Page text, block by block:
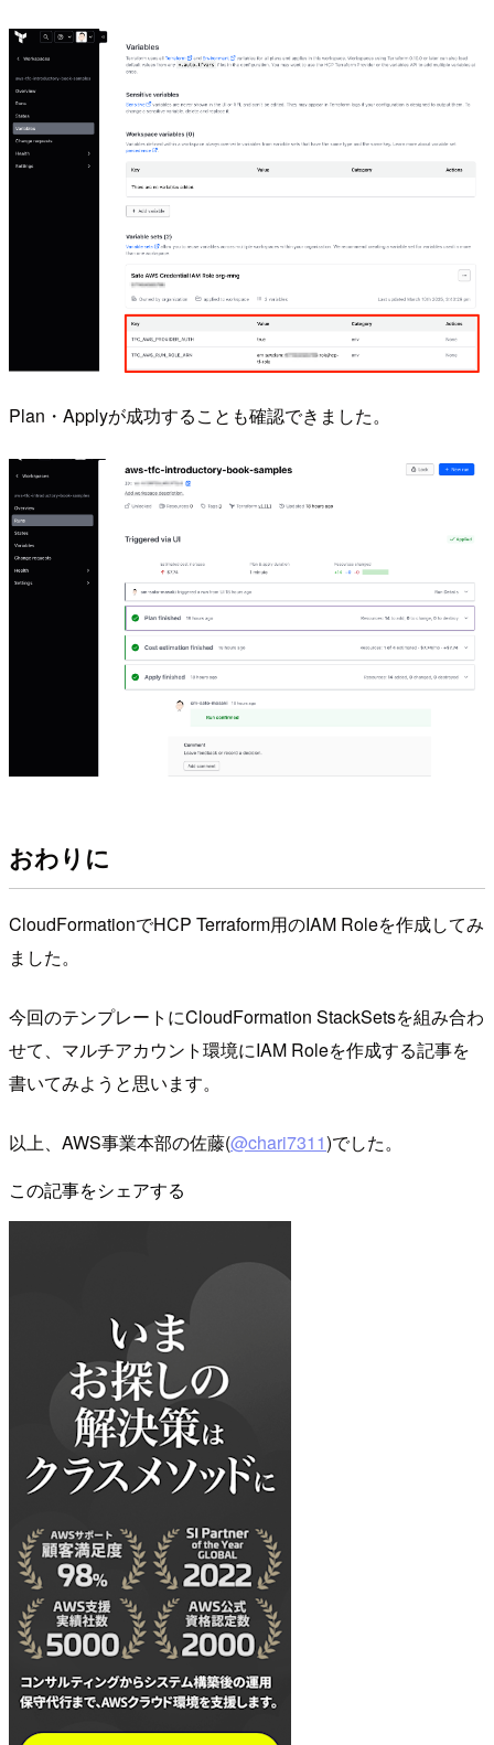
Plan・Applyが成功することも確認できました。
おわりに
CloudFormationでHCP Terraform用のIAM Roleを作成してみ
ました。
今回のテンプレートにCloudFormation StackSetsを組み合わ
せて、マルチアカウント環境にIAM Roleを作成する記事を
書いてみようと思います。
以上、AWS事業本部の佐藤(@chari7311)でした。
この記事をシェアする